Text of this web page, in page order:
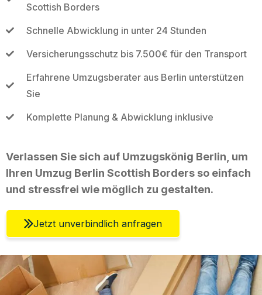
Scottish Borders
Schnelle Abwicklung in unter 24 Stunden
Versicherungsschutz bis 7.500€ für den Transport
Erfahrene Umzugsberater aus Berlin unterstützen
Sie
Komplette Planung & Abwicklung inklusive
Verlassen Sie sich auf Umzugskönig Berlin, um
Ihren Umzug Berlin Scottish Borders so einfach
und stressfrei wie möglich zu gestalten.
Jetzt unverbindlich anfragen